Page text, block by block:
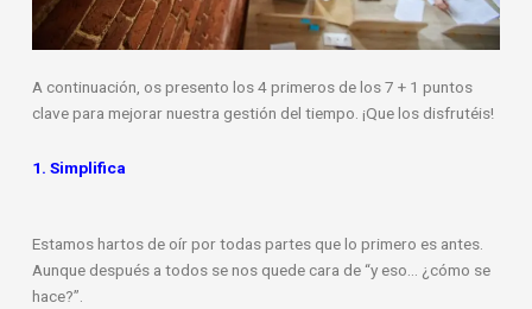
A continuación, os presento los 4 primeros de los 7 + 1 puntos
clave para mejorar nuestra gestión del tiempo. ¡Que los disfrutéis!
1. Simplifica
Estamos hartos de oír por todas partes que lo primero es antes.
Aunque después a todos se nos quede cara de “y eso… ¿cómo se
hace?”.